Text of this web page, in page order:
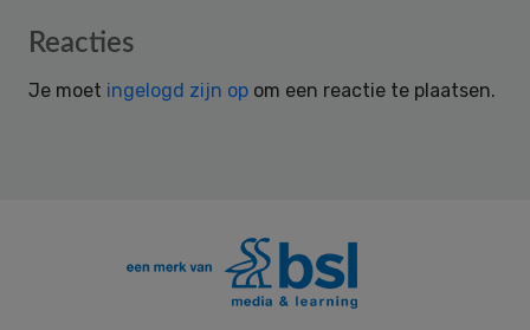
Reader
Reacties
Je moet ingelogd zijn op om een reactie te plaatsen.